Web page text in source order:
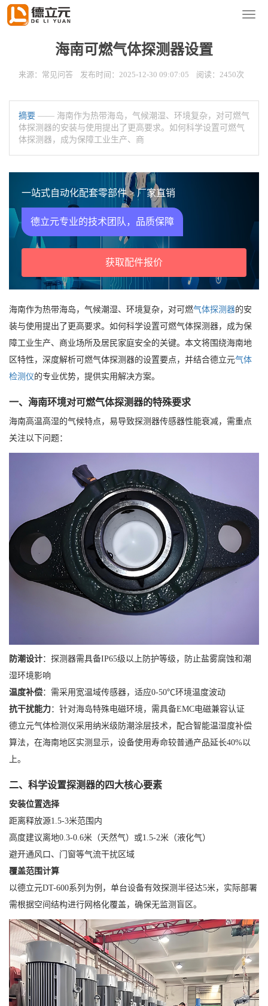
导
您的位置：首页
海南可燃气体探测器设置
来源：常见问答 发布时间：2025-12-30 09:07:05 阅读：2450次
摘要 —— 海南作为热带海岛，气候潮湿、环境复杂，对可燃气
体探测器的安装与使用提出了更高要求。如何科学设置可燃气
体探测器，成为保障工业生产、商
一站式自动化配套零部件 > 厂家直销
德立元专业的技术团队，品质保障
获取配件报价
海南作为热带海岛，气候潮湿、环境复杂，对可燃气体探测器的安
装与使用提出了更高要求。如何科学设置可燃气体探测器，成为保
障工业生产、商业场所及居民家庭安全的关键。本文将围绕海南地
区特性，深度解析可燃气体探测器的设置要点，并结合德立元气体
检测仪的专业优势，提供实用解决方案。
一、海南环境对可燃气体探测器的特殊要求
海南高温高湿的气候特点，易导致探测器传感器性能衰减，需重点
关注以下问题：
防潮设计：探测器需具备IP65级以上防护等级，防止盐雾腐蚀和潮
湿环境影响
温度补偿：需采用宽温域传感器，适应0-50℃环境温度波动
抗干扰能力：针对海岛特殊电磁环境，需具备EMC电磁兼容认证
德立元气体检测仪采用纳米级防潮涂层技术，配合智能温湿度补偿
算法，在海南地区实测显示，设备使用寿命较普通产品延长40%以
上。
二、科学设置探测器的四大核心要素
安装位置选择
距离释放源1.5-3米范围内
高度建议离地0.3-0.6米（天然气）或1.5-2米（液化气）
避开通风口、门窗等气流干扰区域
覆盖范围计算
以德立元DT-600系列为例，单台设备有效探测半径达5米，实际部署
需根据空间结构进行网格化覆盖，确保无监测盲区。